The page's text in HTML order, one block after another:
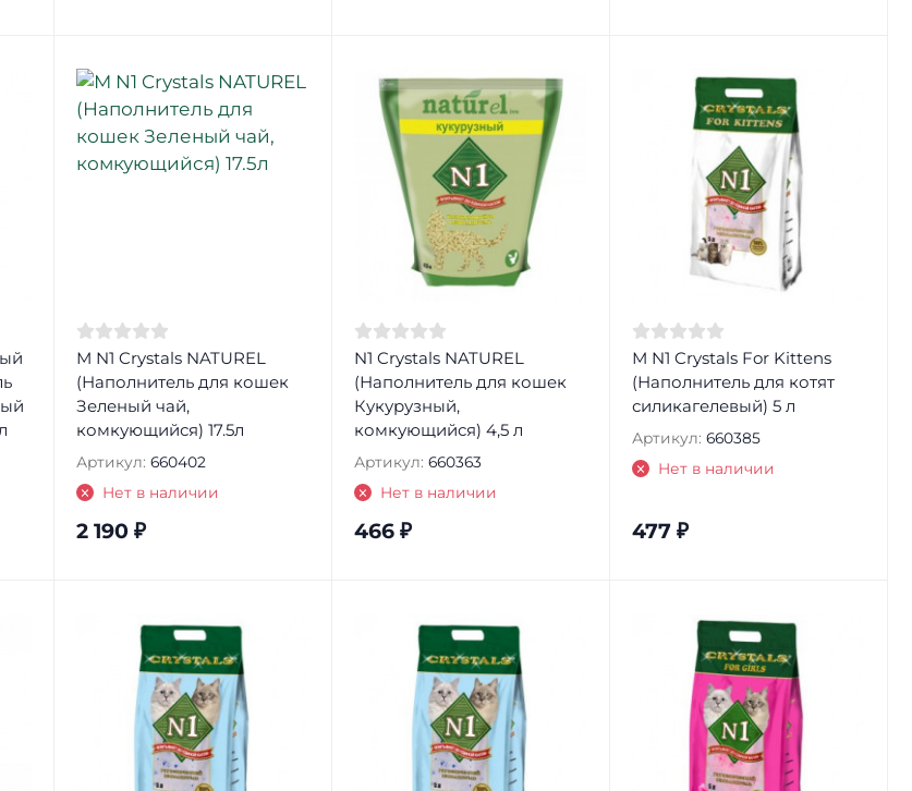
М N1 Crystals NATUREL
(Наполнитель для кошек
Зеленый чай,
комкующийся) 17.5л
Артикул: 660402
Нет в наличии
2 190 ₽
N1 Crystals NATUREL
(Наполнитель для кошек
Кукурузный,
комкующийся) 4,5 л
Артикул: 660363
Нет в наличии
466 ₽
М N1 Crystals For Kittens
(Наполнитель для котят
силикагелевый) 5 л
Артикул: 660385
Нет в наличии
477 ₽